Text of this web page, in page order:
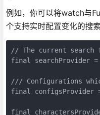
例如，你可以将watch与
个支持实时配置变化的搜索
// The current
final searchProvider
/// Configurations
final configsProvider
final